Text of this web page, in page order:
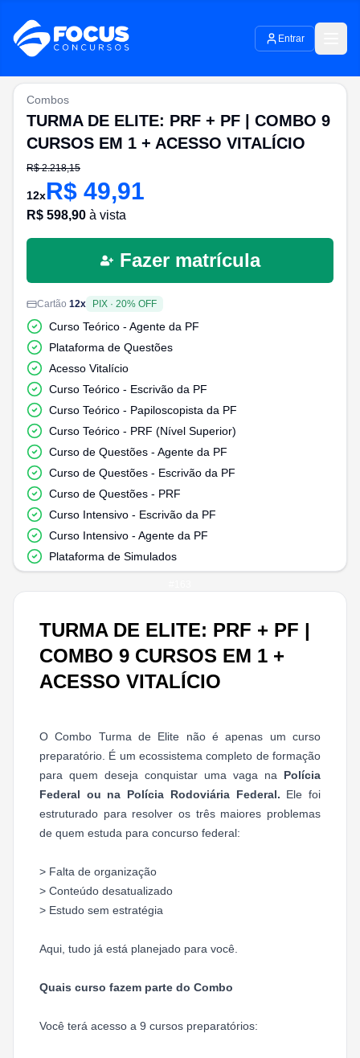
Entrar
TURMA DE ELITE: PRF + PF |
COMBO 9 CURSOS EM 1 +
ACESSO VITALÍCIO
O Combo Turma de Elite não é apenas um curso
preparatório. É um ecossistema completo de formação
para quem deseja conquistar uma vaga na Polícia
Federal ou na Polícia Rodoviária Federal. Ele foi
estruturado para resolver os três maiores problemas
de quem estuda para concurso federal:
> Falta de organização
> Conteúdo desatualizado
> Estudo sem estratégia
Aqui, tudo já está planejado para você.
Quais curso fazem parte do Combo
Você terá acesso a 9 cursos preparatórios:
Combos
TURMA DE ELITE: PRF + PF | COMBO 9
CURSOS EM 1 + ACESSO VITALÍCIO
R$2.218,15
12xR$ 49,91
R$ 598,90 à vista
Fazer matrícula
Cartão 12x PIX · 20% OFF
Curso Teórico - Agente da PF
Plataforma de Questões
Acesso Vitalício
Curso Teórico - Escrivão da PF
Curso Teórico - Papiloscopista da PF
Curso Teórico - PRF (Nível Superior)
Curso de Questões - Agente da PF
Curso de Questões - Escrivão da PF
Curso de Questões - PRF
Curso Intensivo - Escrivão da PF
Curso Intensivo - Agente da PF
Plataforma de Simulados